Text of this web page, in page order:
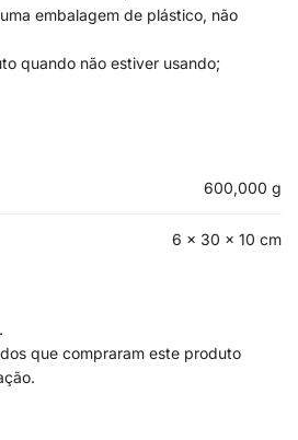
embalagem de plástico, não
quando não estiver usando;
600,000 g
6 × 30 × 10 cm
que compraram este produto